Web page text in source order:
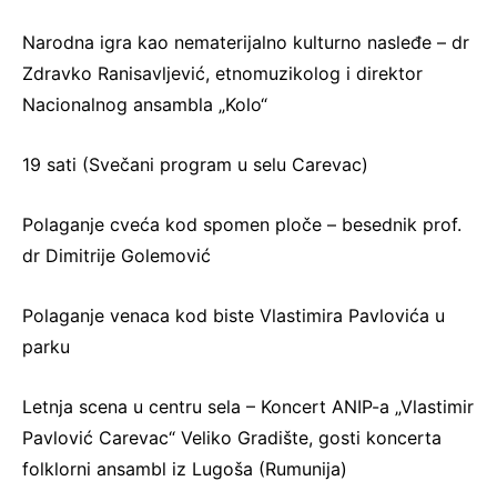
Narodna igra kao nematerijalno kulturno nasleđe – dr
Zdravko Ranisavljević, etnomuzikolog i direktor
Nacionalnog ansambla „Kolo“
19 sati (Svečani program u selu Carevac)
Polaganje cveća kod spomen ploče – besednik prof.
dr Dimitrije Golemović
Polaganje venaca kod biste Vlastimira Pavlovića u
parku
Letnja scena u centru sela – Koncert ANIP-a „Vlastimir
Pavlović Carevac“ Veliko Gradište, gosti koncerta
folklorni ansambl iz Lugoša (Rumunija)